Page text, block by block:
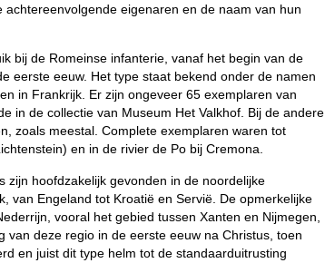
eigenaren en de naam van hun
bij de Romeinse infanterie, vanaf het begin van de
eerste eeuw. Het type staat bekend onder de namen
in Frankrijk. Er zijn ongeveer 65 exemplaren van
in de collectie van Museum Het Valkhof. Bij de andere
zoals meestal. Complete exemplaren waren tot
en in de rivier de Po bij Cremona.
zijn hoofdzakelijk gevonden in de noordelijke
van Engeland tot Kroatië en Servië. De opmerkelijke
vooral het gebied tussen Xanten en Nijmegen,
van deze regio in de eerste eeuw na Christus, toen
en juist dit type helm tot de standaarduitrusting